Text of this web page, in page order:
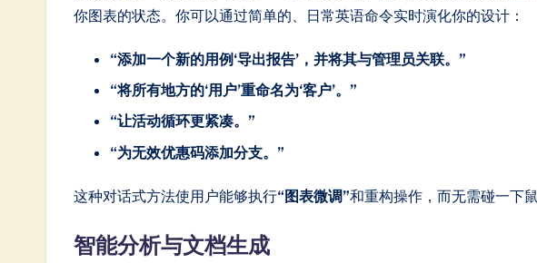
In
ti
你图表的状态。你可以通过简单的、日常英语命令实时演化你的设计：
“添加一个新的用例‘导出报告’，并将其与管理员关联。”
“将所有地方的‘用户’重命名为‘客户’。”
“让活动循环更紧凑。”
“为无效优惠码添加分支。”
这种对话式方法使用户能够执行“图表微调”和重构操作，而无需碰一下
智能分析与文档生成